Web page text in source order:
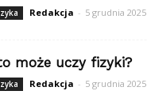
Redakcja - 5 grudnia 2025
może uczy fizyki?
Redakcja - 5 grudnia 2025